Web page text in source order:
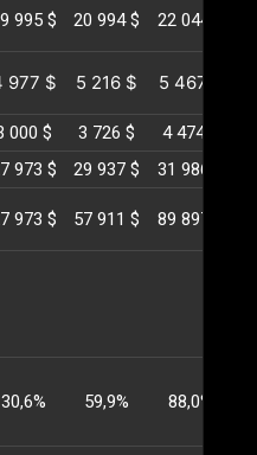
995 $ 20 994 $ 22 044 $
977 $ 5 216 $ 5 467 $
000 $ 3 726 $ 4 474 $
973 $ 29 937 $ 31 986 $
973 $ 57 911 $ 89 897 $
30,6% 59,9% 88,0%